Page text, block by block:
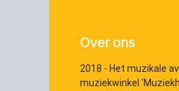
Over ons
2018 - Het muzikale
muziekwinkel